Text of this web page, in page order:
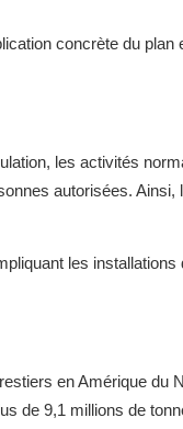
concrète du
les activités
autorisées.
les
en Amérique du
de 9,1 millions de